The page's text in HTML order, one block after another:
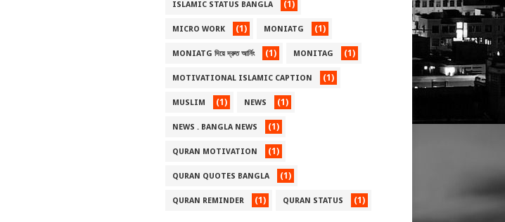
ISLAMIC STATUS BANGLA (1)
MICRO WORK (1) MONIATG (1)
MONIATG দিয়ে দ্রুত আর্নিং (1) MONITAG (1)
MOTIVATIONAL ISLAMIC CAPTION (1)
MUSLIM (1) NEWS (1)
NEWS . BANGLA NEWS (1)
QURAN MOTIVATION (1)
QURAN QUOTES BANGLA (1)
QURAN REMINDER (1) QURAN STATUS (1)